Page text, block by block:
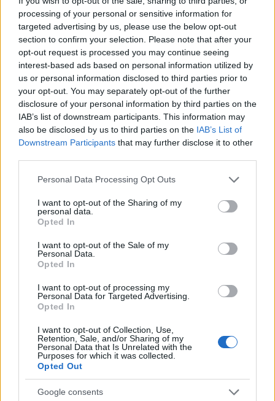
processing of your personal or sensitive information for
targeted advertising by us, please use the below opt-out
section to confirm your selection. Please note that after your
opt-out request is processed you may continue seeing
interest-based ads based on personal information utilized by
us or personal information disclosed to third parties prior to
your opt-out. You may separately opt-out of the further
disclosure of your personal information by third parties on the
IAB’s list of downstream participants. This information may
also be disclosed by us to third parties on the IAB’s List of
Downstream Participants that may further disclose it to other
Please note that this website/app uses one or more Google
not limited to your visit or usage behaviour. You may click to
grant or deny consent to Google and its third-party tags to
use your data for below specified purposes in below Google
consent section.
Personal Data Processing Opt Outs
I want to opt-out of the Sharing of my
personal data.
Opted In
I want to opt-out of the Sale of my
Personal Data.
Opted In
I want to opt-out of processing my
Personal Data for Targeted Advertising.
Opted In
I want to opt-out of Collection, Use,
Retention, Sale, and/or Sharing of my
Personal Data that Is Unrelated with the
Purposes for which it was collected.
Opted Out
Google consents
eseményekkel, epizódokkal.
"Négygenerációs családtörténetet forgatunk, amely
az 1900-as évek legelejétől a 2000-es évek elejéig
követi a főszereplők és a térség történetét" -
fogalmazott a rendező. "Ezek a családregények alig-
alig lettek elmesélve, és biztató visszajelzés volt a
vállalkozásra, hogy aki csak olvasta a
forgatókönyvet, rögtön elkezdte mesélni saját
családja történetét. Úgy tűnik, van erre érzelmi
igény" - tette hozzá.
Fekete Ibolyaszerint a film műfaja nehezen
meghatározható, sok minden keveredik benne: "lesz
reményeim szerint könnyes dráma is. A legfőbb cél,
hogy szívet melengető mese legyen egy kicsit
közepette".
Az Anyám és más futóbolondok a családból
operatőreGózon Francisco, akivel most először
dolgozik együtt Fekete Ibolya. "Gyönyörű képekkel
segíti ezt a mesét, amelyben a századelő varázslatos
éveken át az 1970-es évekig vándorolunk" - mondta